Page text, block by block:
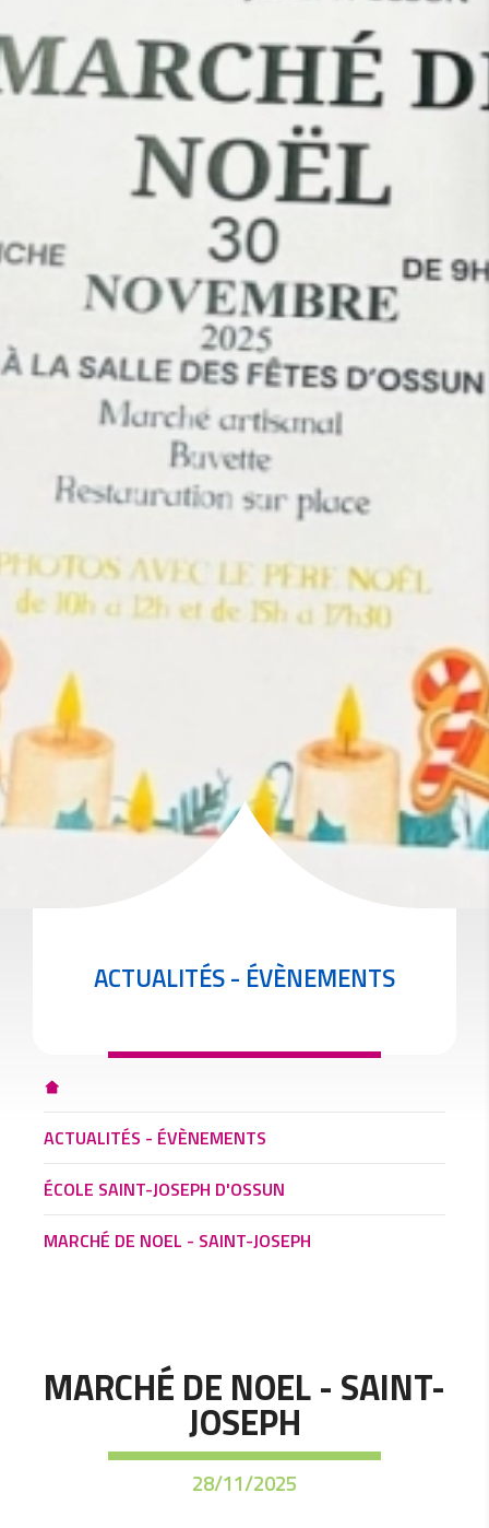
ACTUALITÉS - ÉVÈNEMENTS
ACTUALITÉS - ÉVÈNEMENTS
ÉCOLE SAINT-JOSEPH D'OSSUN
MARCHÉ DE NOEL - SAINT-JOSEPH
MARCHÉ DE NOEL - SAINT-
JOSEPH
28/11/2025